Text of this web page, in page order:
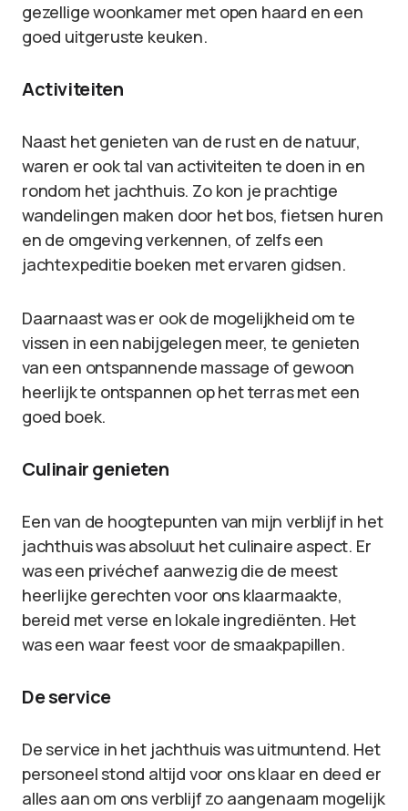
gezellige woonkamer met open haard en een
goed uitgeruste keuken.
Activiteiten
Naast het genieten van de rust en de natuur,
waren er ook tal van activiteiten te doen in en
rondom het jachthuis. Zo kon je prachtige
wandelingen maken door het bos, fietsen huren
en de omgeving verkennen, of zelfs een
jachtexpeditie boeken met ervaren gidsen.
Daarnaast was er ook de mogelijkheid om te
vissen in een nabijgelegen meer, te genieten
van een ontspannende massage of gewoon
heerlijk te ontspannen op het terras met een
goed boek.
Culinair genieten
Een van de hoogtepunten van mijn verblijf in het
jachthuis was absoluut het culinaire aspect. Er
was een privéchef aanwezig die de meest
heerlijke gerechten voor ons klaarmaakte,
bereid met verse en lokale ingrediënten. Het
was een waar feest voor de smaakpapillen.
De service
De service in het jachthuis was uitmuntend. Het
personeel stond altijd voor ons klaar en deed er
alles aan om ons verblijf zo aangenaam mogelijk